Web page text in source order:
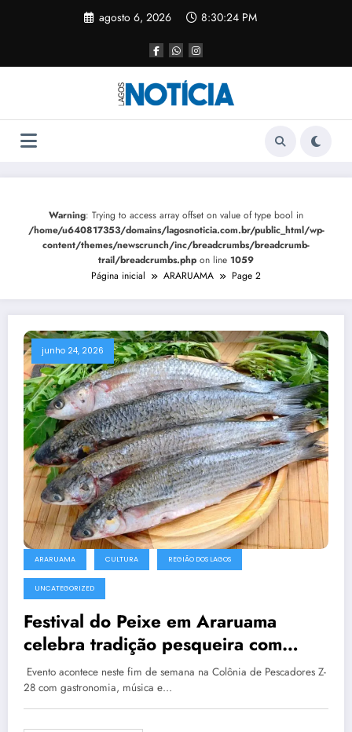
agosto 6, 2026 8:30:25 PM
Warning: Trying to access array offset on value of type bool in
/home/u640817353/domains/lagosnoticia.com.br/public_html/wp-
content/themes/newscrunch/inc/breadcrumbs/breadcrumb-
trail/breadcrumbs.php on line 1059
Página inicial
ARARUAMA Page 2
junho 24, 2026
ARARUAMA CULTURA REGIÃO DOS LAGOS
UNCATEGORIZED
Festival do Peixe em Araruama
celebra tradição pesqueira com
carapeba e tainha
Evento acontece neste fim de semana na Colônia de Pescadores Z-
28 com gastronomia, música e…